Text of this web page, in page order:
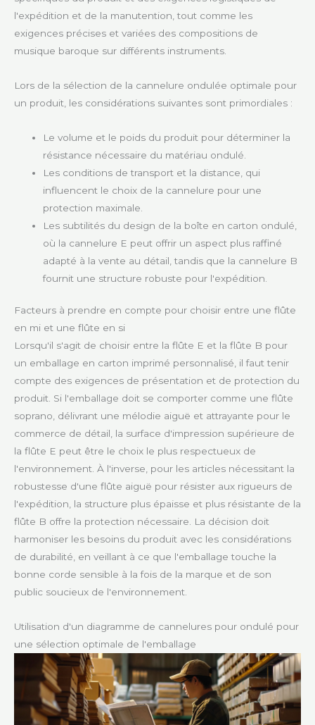
l'expédition et de la manutention, tout comme les
exigences précises et variées des compositions de
musique baroque sur différents instruments.
Lors de la sélection de la cannelure ondulée optimale pour
un produit, les considérations suivantes sont primordiales :
Le volume et le poids du produit pour déterminer la
résistance nécessaire du matériau ondulé.
Les conditions de transport et la distance, qui
influencent le choix de la cannelure pour une
protection maximale.
Les subtilités du design de la boîte en carton ondulé,
où la cannelure E peut offrir un aspect plus raffiné
adapté à la vente au détail, tandis que la cannelure B
fournit une structure robuste pour l'expédition.
Facteurs à prendre en compte pour choisir entre une flûte
en mi et une flûte en si
Lorsqu'il s'agit de choisir entre la flûte E et la flûte B pour
un emballage en carton imprimé personnalisé, il faut tenir
compte des exigences de présentation et de protection du
produit. Si l'emballage doit se comporter comme une flûte
soprano, délivrant une mélodie aiguë et attrayante pour le
commerce de détail, la surface d'impression supérieure de
la flûte E peut être le choix le plus respectueux de
l'environnement. À l'inverse, pour les articles nécessitant la
robustesse d'une flûte aiguë pour résister aux rigueurs de
l'expédition, la structure plus épaisse et plus résistante de la
flûte B offre la protection nécessaire. La décision doit
harmoniser les besoins du produit avec les considérations
de durabilité, en veillant à ce que l'emballage touche la
bonne corde sensible à la fois de la marque et de son
public soucieux de l'environnement.
Utilisation d'un diagramme de cannelures pour ondulé pour
une sélection optimale de l'emballage